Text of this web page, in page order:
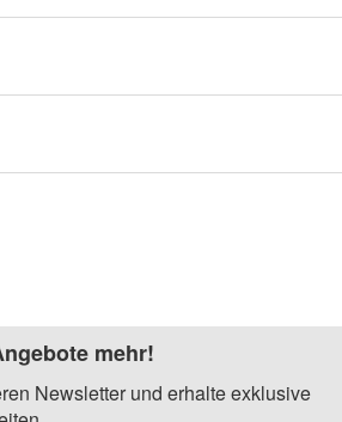
mehr!
Newsletter und erhalte exklusive